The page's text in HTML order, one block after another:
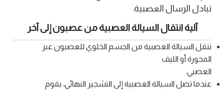
تبادل الرسال العصبية.
آلية انتقال السيالة العصبية من عصبون إلى آخر
تنقل السيالة العصبية من الجسم الخلوي للعصبون عبر
المحورة أو الليف
العصبي.
عندما تصل السيالة العصبية إلى التشجير النهائي، يقوم